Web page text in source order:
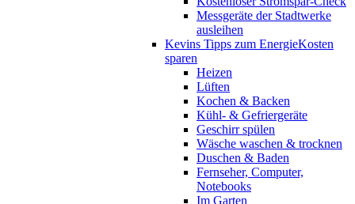
Messgeräte der Stadtwerke
ausleihen
Kevins Tipps zum EnergieKosten
sparen
Heizen
Lüften
Kochen & Backen
Kühl- & Gefriergeräte
Geschirr spülen
Wäsche waschen & trocknen
Duschen & Baden
Fernseher, Computer,
Notebooks
Im Garten